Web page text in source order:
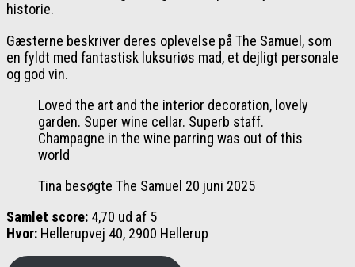
historie.
Gæsterne beskriver deres oplevelse på The Samuel, som
en fyldt med fantastisk luksuriøs mad, et dejligt personale
og god vin.
Loved the art and the interior decoration, lovely
garden. Super wine cellar. Superb staff.
Champagne in the wine parring was out of this
world
Tina besøgte The Samuel 20 juni 2025
Samlet score: 4,70 ud af 5
Hvor: Hellerupvej 40, 2900 Hellerup